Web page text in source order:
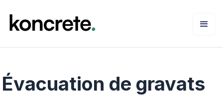
Évacuation de gravats